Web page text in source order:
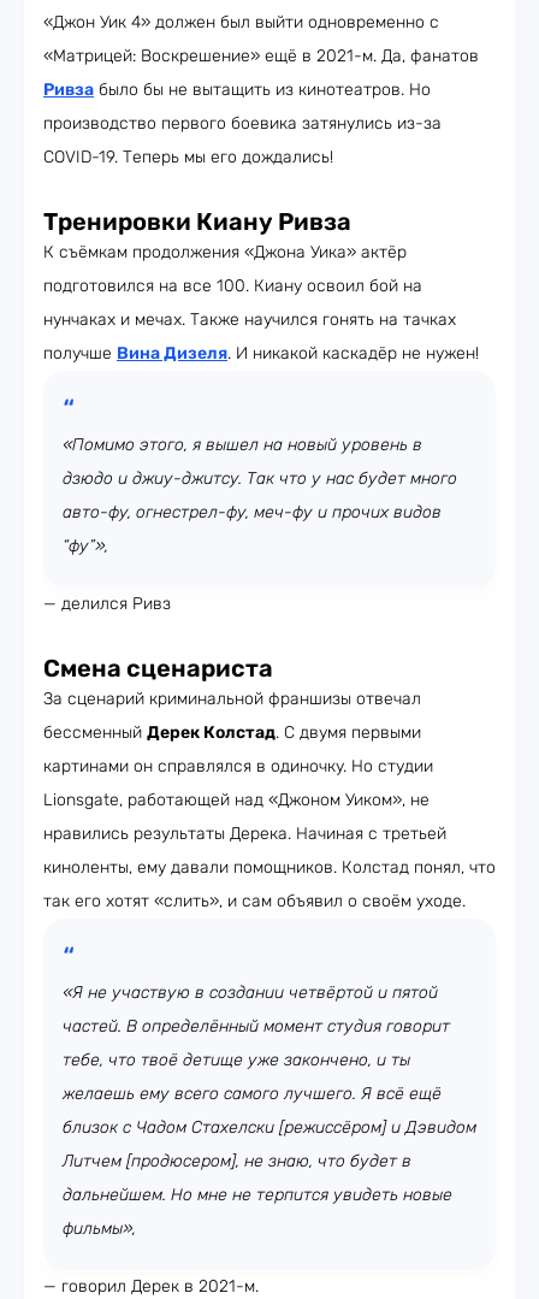
«Джон Уик 4» должен был выйти одновременно с
«Матрицей: Воскрешение» ещё в 2021-м. Да, фанатов
Ривза было бы не вытащить из кинотеатров. Но
производство первого боевика затянулись из-за
COVID-19. Теперь мы его дождались!
Тренировки Киану Ривза
К съёмкам продолжения «Джона Уика» актёр
подготовился на все 100. Киану освоил бой на
нунчаках и мечах. Также научился гонять на тачках
получше Вина Дизеля. И никакой каскадёр не нужен!
«Помимо этого, я вышел на новый уровень в
дзюдо и джиу-джитсу. Так что у нас будет много
авто-фу, огнестрел-фу, меч-фу и прочих видов
“фу”»,
— делился Ривз
Смена сценариста
За сценарий криминальной франшизы отвечал
бессменный Дерек Колстад. С двумя первыми
картинами он справлялся в одиночку. Но студии
Lionsgate, работающей над «Джоном Уиком», не
нравились результаты Дерека. Начиная с третьей
киноленты, ему давали помощников. Колстад понял, что
так его хотят «слить», и сам объявил о своём уходе.
«Я не участвую в создании четвёртой и пятой
частей. В определённый момент студия говорит
тебе, что твоё детище уже закончено, и ты
желаешь ему всего самого лучшего. Я всё ещё
близок с Чадом Стахелски [режиссёром] и Дэвидом
Литчем [продюсером], не знаю, что будет в
дальнейшем. Но мне не терпится увидеть новые
фильмы»,
— говорил Дерек в 2021-м.